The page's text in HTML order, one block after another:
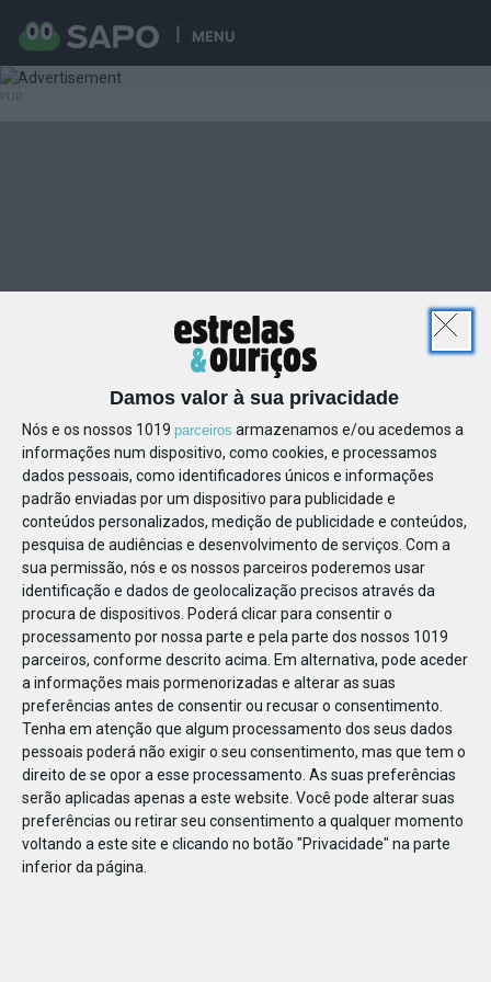
MENU
Damos valor à sua privacidade
Nós e os nossos 1019 parceiros armazenamos e/ou acedemos a
informações num dispositivo, como cookies, e processamos
dados pessoais, como identificadores únicos e informações
padrão enviadas por um dispositivo para publicidade e
conteúdos personalizados, medição de publicidade e conteúdos,
pesquisa de audiências e desenvolvimento de serviços. Com a
sua permissão, nós e os nossos parceiros poderemos usar
identificação e dados de geolocalização precisos através da
procura de dispositivos. Poderá clicar para consentir o
processamento por nossa parte e pela parte dos nossos 1019
parceiros, conforme descrito acima. Em alternativa, pode aceder
a informações mais pormenorizadas e alterar as suas
preferências antes de consentir ou recusar o consentimento.
Tenha em atenção que algum processamento dos seus dados
pessoais poderá não exigir o seu consentimento, mas que tem o
direito de se opor a esse processamento. As suas preferências
serão aplicadas apenas a este website. Você pode alterar suas
preferências ou retirar seu consentimento a qualquer momento
voltando a este site e clicando no botão "Privacidade" na parte
inferior da página.
862581035962231